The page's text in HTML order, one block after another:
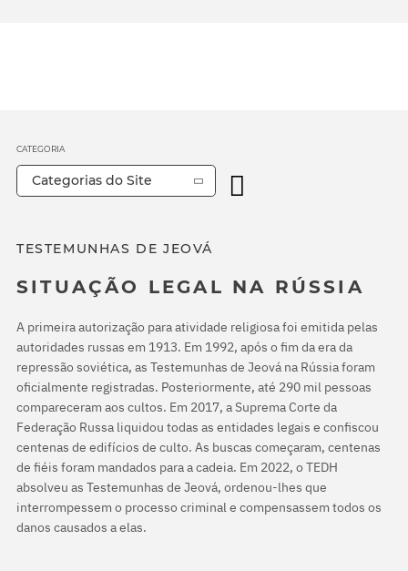
TESTEMUNHAS DE JEOVÁ
SITUAÇÃO LEGAL NA RÚSSIA
A primeira autorização para atividade religiosa foi emitida pelas
autoridades russas em 1913. Em 1992, após o fim da era da
repressão soviética, as Testemunhas de Jeová na Rússia foram
oficialmente registradas. Posteriormente, até 290 mil pessoas
compareceram aos cultos. Em 2017, a Suprema Corte da
Federação Russa liquidou todas as entidades legais e confiscou
centenas de edifícios de culto. As buscas começaram, centenas
de fiéis foram mandados para a cadeia. Em 2022, o TEDH
absolveu as Testemunhas de Jeová, ordenou-lhes que
interrompessem o processo criminal e compensassem todos os
danos causados a elas.
CATEGORIA
Categorias do Site